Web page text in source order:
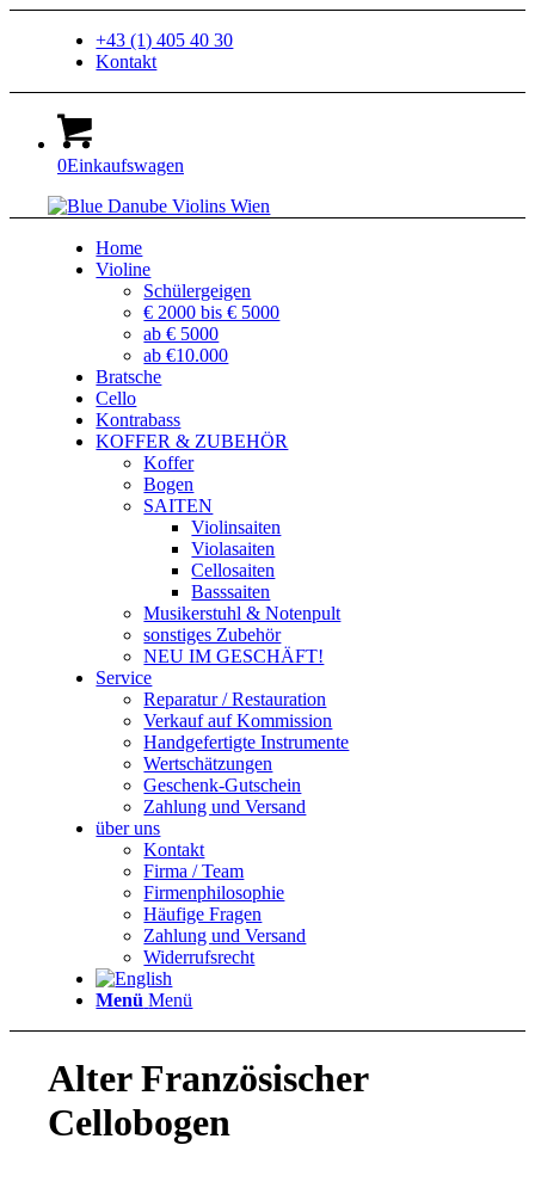
+43 (1) 405 40 30
Kontakt
0Einkaufswagen
Home
Violine
Schülergeigen
€ 2000 bis € 5000
ab € 5000
ab €10.000
Bratsche
Cello
Kontrabass
KOFFER & ZUBEHÖR
Koffer
Bogen
SAITEN
Violinsaiten
Violasaiten
Cellosaiten
Basssaiten
Musikerstuhl & Notenpult
sonstiges Zubehör
NEU IM GESCHÄFT!
Service
Reparatur / Restauration
Verkauf auf Kommission
Handgefertigte Instrumente
Wertschätzungen
Geschenk-Gutschein
Zahlung und Versand
über uns
Kontakt
Firma / Team
Firmenphilosophie
Häufige Fragen
Zahlung und Versand
Widerrufsrecht
Menü Menü
Alter Französischer
Cellobogen